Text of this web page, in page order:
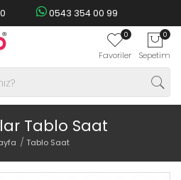
0543 354 00 99
0
Favoriler
0
Sepetim
Tablo Saat
Tablo Saat